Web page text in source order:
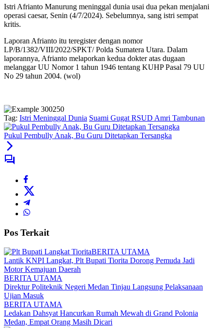
Istri Afrianto Manurung meninggal dunia usai dua pekan menjalani
operasi caesar, Senin (4/7/2024). Sebelumnya, sang istri sempat
kritis.
Laporan Afrianto itu teregister dengan nomor
LP/B/1382/VIII/2022/SPKT/ Polda Sumatera Utara. Dalam
laporannya, Afrianto melaporkan kedua dokter atas dugaan
melanggar UU Nomor 1 tahun 1946 tentang KUHP Pasal 79 UU
No 29 tahun 2004. (wol)
Tag: Istri Meninggal Dunia Suami Gugat RSUD Amri Tambunan
Pukul Pembully Anak, Bu Guru Ditetapkan Tersangka
Pos Terkait
BERITA UTAMA
Lantik KNPI Langkat, Plt Bupati Tiorita Dorong Pemuda Jadi
Motor Kemajuan Daerah
BERITA UTAMA
Direktur Politeknik Negeri Medan Tinjau Langsung Pelaksanaan
Ujian Masuk
BERITA UTAMA
Ledakan Dahsyat Hancurkan Rumah Mewah di Grand Polonia
Medan, Empat Orang Masih Dicari